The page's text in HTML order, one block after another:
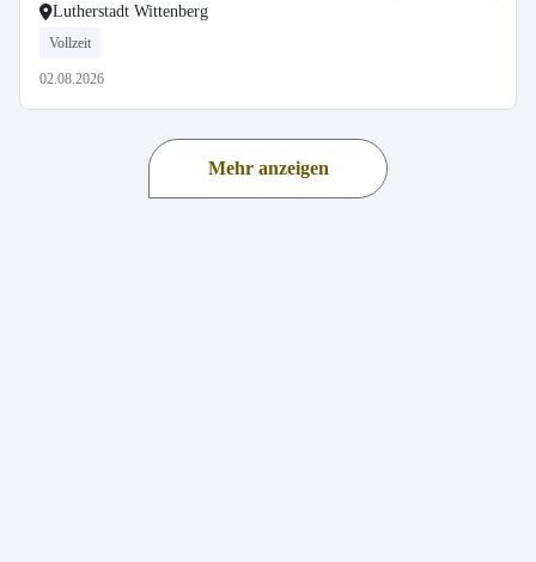
Lutherstadt Wittenberg
Vollzeit
02.08.2026
Mehr anzeigen